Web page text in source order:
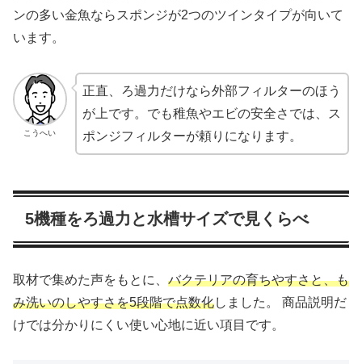
ンの多い金魚ならスポンジが2つのツインタイプが向いて
います。
こうへい
正直、ろ過力だけなら外部フィルターのほう
が上です。でも稚魚やエビの安全さでは、ス
ポンジフィルターが頼りになります。
5機種をろ過力と水槽サイズで見くらべ
取材で集めた声をもとに、 バクテリアの育ちやすさと、も
み洗いのしやすさを5段階で点数化しました。 商品説明だ
けでは分かりにくい使い心地に近い項目です。